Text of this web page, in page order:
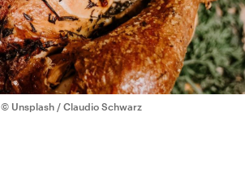
© Unsplash / Claudio Schwarz